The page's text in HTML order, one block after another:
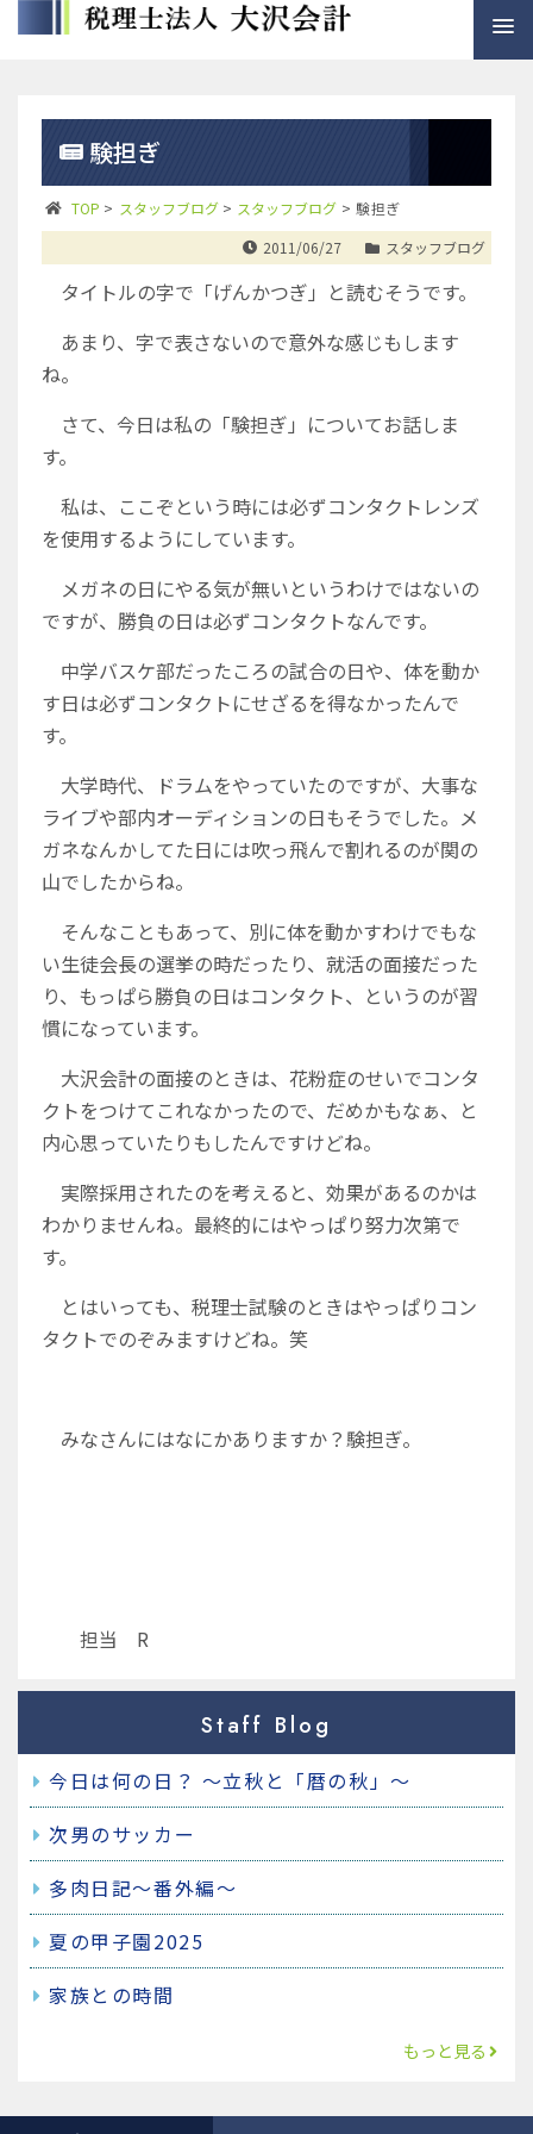
験担ぎ
TOP > スタッフブログ> スタッフブログ > 験担ぎ
2011/06/27
スタッフブログ
タイトルの字で「げんかつぎ」と読むそうです。
あまり、字で表さないので意外な感じもします
ね。
さて、今日は私の「験担ぎ」についてお話しま
す。
私は、ここぞという時には必ずコンタクトレンズ
を使用するようにしています。
メガネの日にやる気が無いというわけではないの
ですが、勝負の日は必ずコンタクトなんです。
中学バスケ部だったころの試合の日や、体を動か
す日は必ずコンタクトにせざるを得なかったんで
す。
大学時代、ドラムをやっていたのですが、大事な
ライブや部内オーディションの日もそうでした。メ
ガネなんかしてた日には吹っ飛んで割れるのが関の
山でしたからね。
そんなこともあって、別に体を動かすわけでもな
い生徒会長の選挙の時だったり、就活の面接だった
り、もっぱら勝負の日はコンタクト、というのが習
慣になっています。
大沢会計の面接のときは、花粉症のせいでコンタ
クトをつけてこれなかったので、だめかもなぁ、と
内心思っていたりもしたんですけどね。
実際採用されたのを考えると、効果があるのかは
わかりませんね。最終的にはやっぱり努力次第で
す。
とはいっても、税理士試験のときはやっぱりコン
タクトでのぞみますけどね。笑
みなさんにはなにかありますか？験担ぎ。
担当 R
Staff Blog
今日は何の日？ ～立秋と「暦の秋」～
次男のサッカー
多肉日記～番外編～
夏の甲子園2025
家族との時間
もっと見る